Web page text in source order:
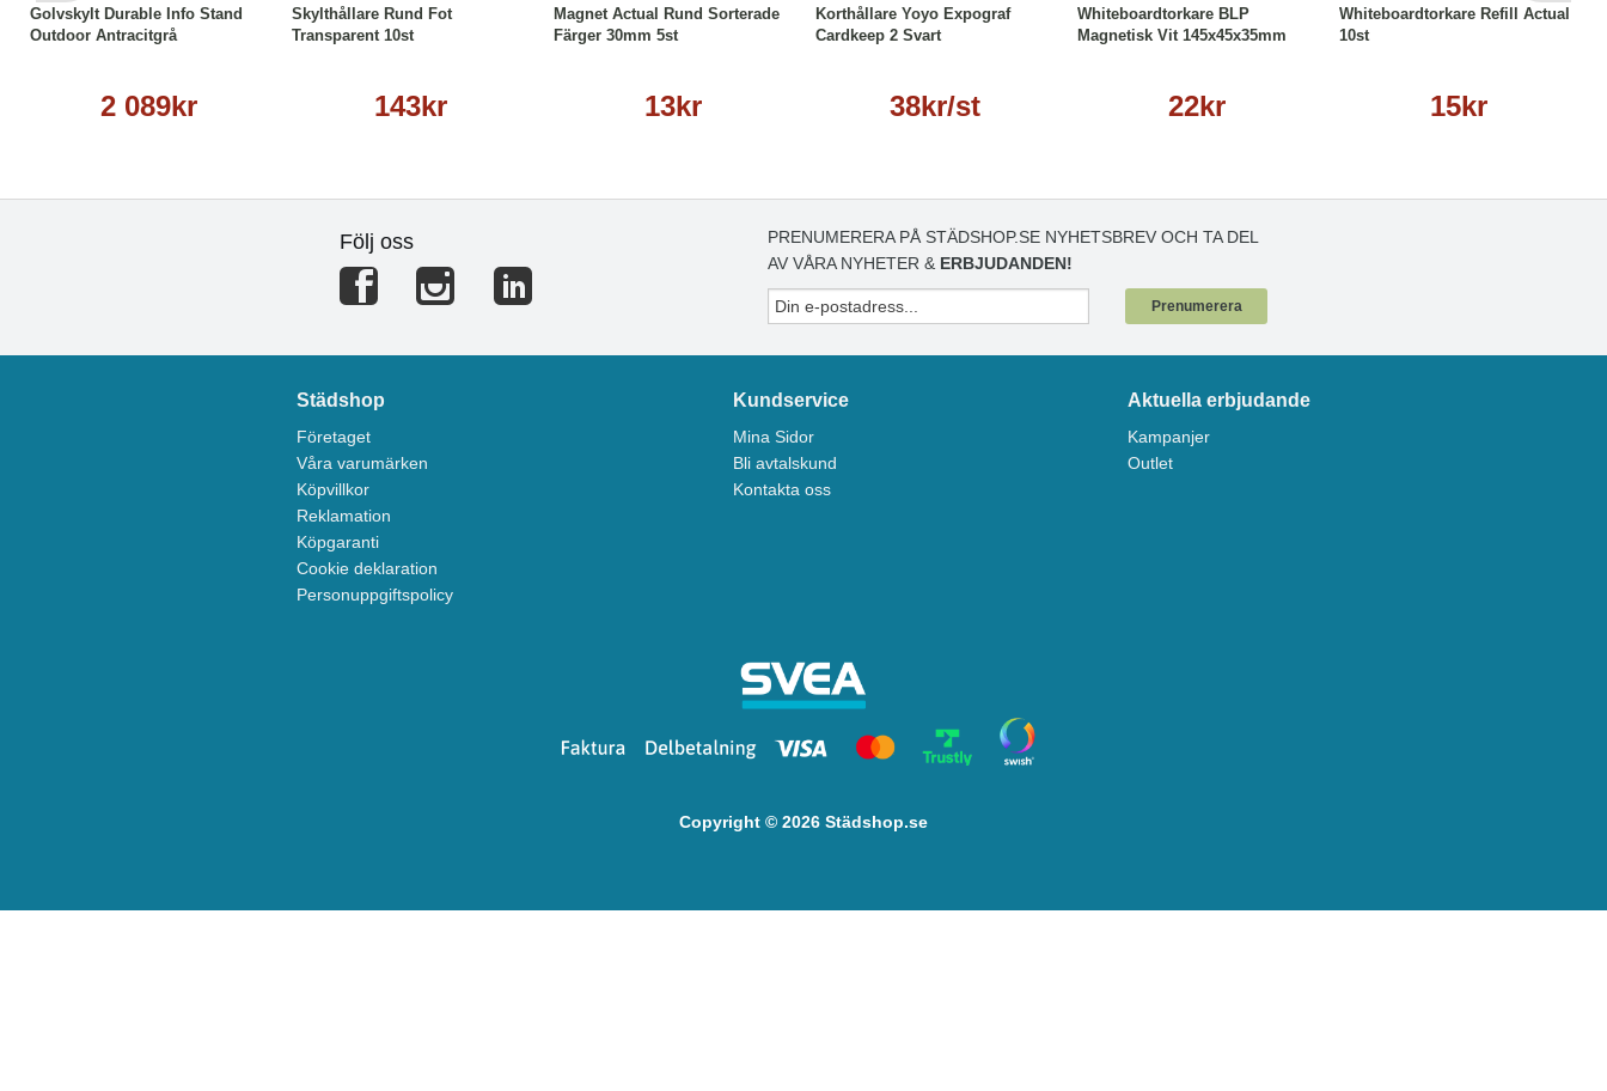
Golvskylt Durable Info Stand
Outdoor Antracitgrå
2 089kr
Skylthållare Rund Fot
Transparent 10st
143kr
Magnet Actual Rund Sorterade
Färger 30mm 5st
13kr
Korthållare Yoyo Expograf
Cardkeep 2 Svart
38kr/st
Whiteboardtorkare BLP
Magnetisk Vit 145x45x35mm
22kr
Whiteboardtorkare Refill Actual
10st
15kr
Följ oss
PRENUMERERA PÅ STÄDSHOP.SE NYHETSBREV OCH TA DEL
AV VÅRA NYHETER & ERBJUDANDEN!
Prenumerera
Städshop
Företaget
Våra varumärken
Köpvillkor
Reklamation
Köpgaranti
Cookie deklaration
Personuppgiftspolicy
Kundservice
Mina Sidor
Bli avtalskund
Kontakta oss
Aktuella erbjudande
Kampanjer
Outlet
Copyright © 2026 Städshop.se